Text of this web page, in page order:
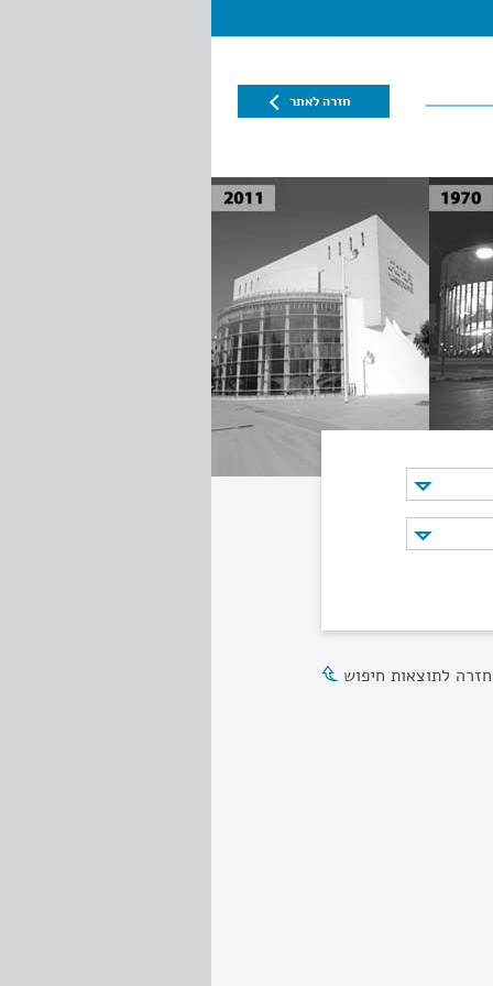
חזרה לאתר
חזרה לתוצאות חיפוש